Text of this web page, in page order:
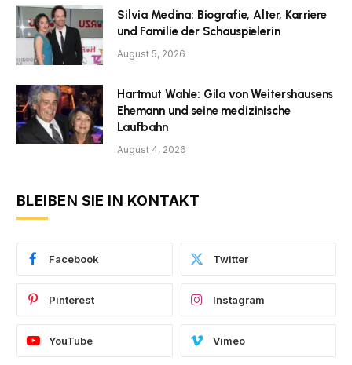
Silvia Medina: Biografie, Alter, Karriere
und Familie der Schauspielerin
August 5, 2026
Hartmut Wahle: Gila von Weitershausens
Ehemann und seine medizinische
Laufbahn
August 4, 2026
BLEIBEN SIE IN KONTAKT
Facebook Twitter
Pinterest Instagram
YouTube Vimeo